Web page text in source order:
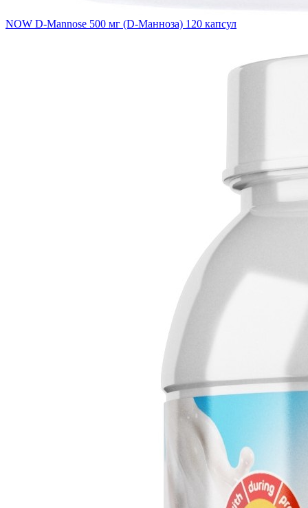
NOW D-Mannose 500 мг (D-Манноза) 120 капсул